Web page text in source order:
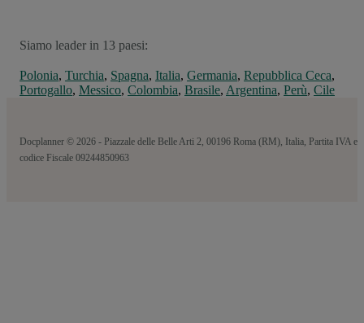
Siamo leader in 13 paesi:
Polonia, Turchia, Spagna, Italia, Germania, Repubblica Ceca,
Portogallo, Messico, Colombia, Brasile, Argentina, Perù, Cile
Docplanner © 2026 - Piazzale delle Belle Arti 2, 00196 Roma (RM), Italia, Partita IVA e
codice Fiscale 09244850963